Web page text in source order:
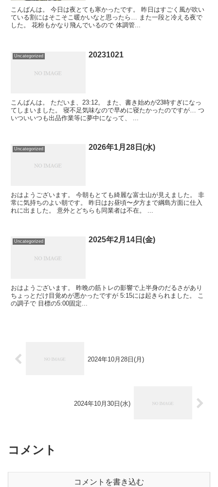
こんばんは。 今日は夜とても寒かったです。 昨日はすごく風が吹い
ている割にはそこそこ暖かいなと思ったら… また一段と冷える夜で
した。 花粉もかなり飛んでいるので 体調管...
Uncategorized 20231021
こんばんは。 ただいま、23:12。 また、書き始めが23時すぎになっ
てしまいました。 寝不足気味なので早めに寝たかったのですが… つ
いついいつも出品作業等に夢中になって、 ...
Uncategorized 2026年1月28日(水)
おはようございます。 今朝もとても綺麗な富士山が見えました。 非
常に気持ちのよい朝です。 昨日はお昼頃〜夕方まで綱島方面に仕入
れに出ました。 意外とどちらも同業者は不在。 ...
Uncategorized 2025年2月14日(金)
おはようございます。 昨晩の筋トレの影響で上半身のだるさがあり
ちょっとだけ目覚めが悪かったですが 5:15には起きられました。 こ
の調子で 目標の5:00固定...
2024年10月28日(月)
2024年10月30日(水)
コメント
コメントを書き込む